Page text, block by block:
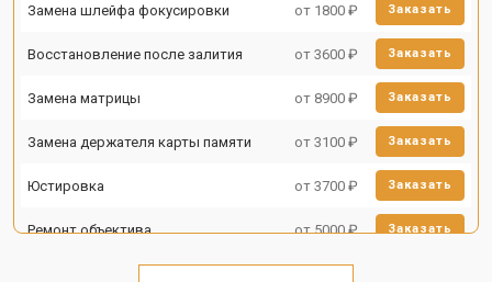
Замена шлейфа фокусировки от 1800 ₽ Заказать
Восстановление после залития от 3600 ₽ Заказать
Замена матрицы от 8900 ₽ Заказать
Замена держателя карты памяти от 3100 ₽ Заказать
Юстировка от 3700 ₽ Заказать
Ремонт объектива от 5000 ₽ Заказать